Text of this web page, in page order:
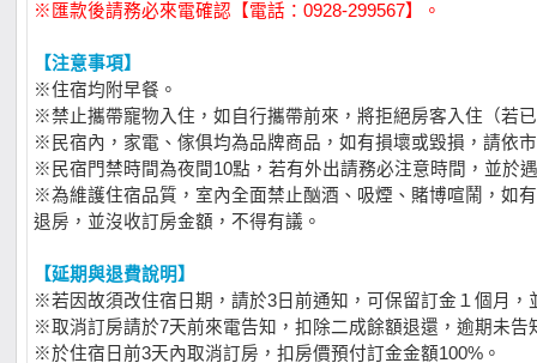
※匯款後請務必來電確認【電話：0928-299567】。
【注意事項】
※住宿均附早餐。
※禁止攜帶寵物入住，如自行攜帶前來，將拒絕房客入住（若
※民宿內，家電、傢俱均為品牌商品，如有損壞或毀損，請依
※民宿門禁時間為夜間10點，若有外出請務必注意時間，並於
※為維護住宿品質，室內全面禁止酗酒、吸煙、賭博喧鬧，如
退房，並沒收訂房金額，不得有議。
【延期與退費說明】
※若因故須改住宿日期，請於3日前通知，可保留訂金１個月，
※取消訂房請於7天前來電告知，扣除二成餘額退還，逾期未告
※於住宿日前3天內取消訂房，扣房價預付訂金金額100%。